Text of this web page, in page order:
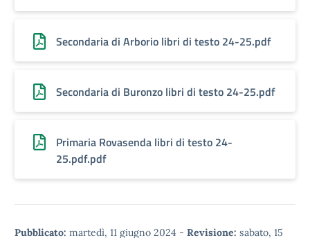
Secondaria di Arborio libri di testo 24-25.pdf
Secondaria di Buronzo libri di testo 24-25.pdf
Primaria Rovasenda libri di testo 24-
25.pdf.pdf
Pubblicato: martedì, 11 giugno 2024 - Revisione: sabato, 15